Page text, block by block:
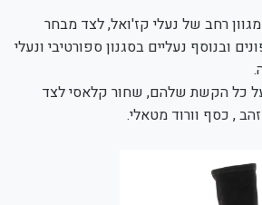
רחב של נעלי קז'ואל, לצד מבחר
ובנוסף נעליים בסגנון ספורטיבי ונעלי
על כל הקשת שלהם, שחור קלאסי לצד
זהב , כסף וורוד מטאלי.